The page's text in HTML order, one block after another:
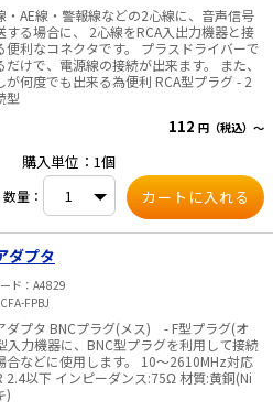
・AE線・警報線などの2心線に、音声信号
する場合に、 2心線をRCA入出力機器と接
なコネクタです。 プラスドライバーで
だけで、電源線の接続が出来ます。 また、
度でも出来る為便利 RCA型プラグ - 2
型
112 円（税込）～
購入単位：1個
数量：
ダプタ
ド
A4829
CFA-FPBJ
ダプタ BNCプラグ(メス) - F型プラグ(オ
どに使用します。 10～2610MHz対応
以下 インピーダンス:75Ω 材質:黄銅(Ni
)